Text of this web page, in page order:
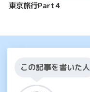
東京旅行Part４
この記事を書いた人